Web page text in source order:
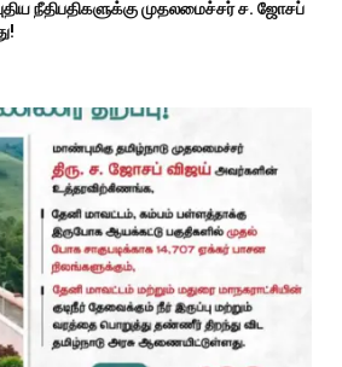
நீதிபதிகளுக்கு முதலமைச்சர் ச. ஜோசப்